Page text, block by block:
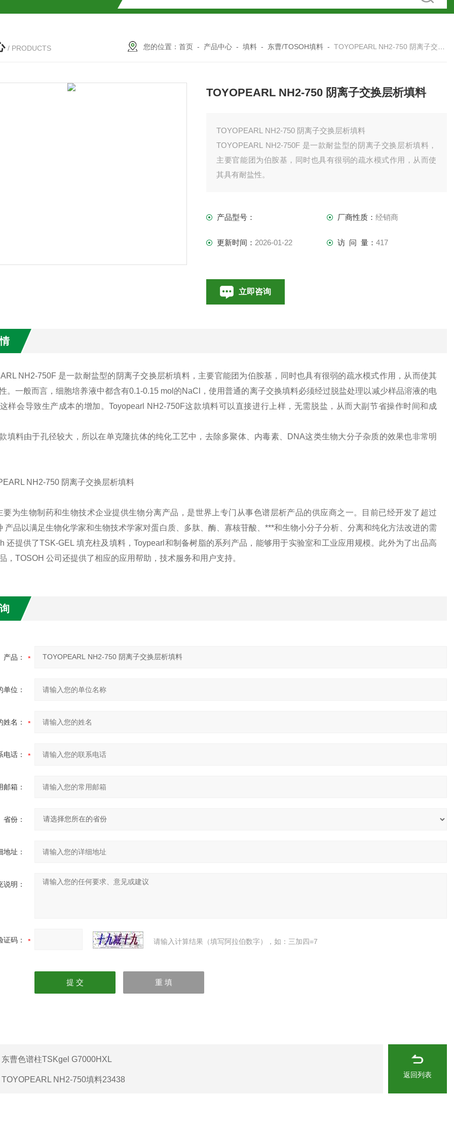
1.8PBr色谱柱
/ PRODUCTS 您的位置：首页 - 产品中心 -填料 - 东曹/TOSOH填料 -TOYOPEARL NH2-750 阴离子交换层析填料
TOYOPEARL NH2-750 阴离子交换层析填料
TOYOPEARL NH2-750 阴离子交换层析填料
TOYOPEARL NH2-750F 是一款耐盐型的阴离子交换层析填料，
主要官能团为伯胺基，同时也具有很弱的疏水模式作用，从而使
其具有耐盐性。
产品型号： 厂商性质： 经销商
更新时间： 2026-01-22 访 问 量： 417
立即咨询
NH2-750F 是一款耐盐型的阴离子交换层析填料，主要官能团为伯胺基，同时也具有很弱的疏水模式作用，从而使其
。一般而言，细胞培养液中都含有0.1-0.15 mol的NaCl，使用普通的离子交换填料必须经过脱盐处理以减少样品溶液的电
样会导致生产成本的增加。Toyopearl NH2-750F这款填料可以直接进行上样，无需脱盐，从而大副节省操作时间和成
填料由于孔径较大，所以在单克隆抗体的纯化工艺中，去除多聚体、内毒素、DNA这类生物大分子杂质的效果也非常明
要为生物制药和生物技术企业提供生物分离产品，是世界上专门从事色谱层析产品的供应商之一。目前已经开发了超过
产品以满足生物化学家和生物技术学家对蛋白质、多肽、酶、寡核苷酸、***和生物小分子分析、分离和纯化方法改进的需
还提供了TSK-GEL 填充柱及填料，Toypearl和制备树脂的系列产品，能够用于实验室和工业应用规模。此外为了出品高
，TOSOH 公司还提供了相应的应用帮助，技术服务和用户支持。
产品：
单位：
姓名：
电话：
邮箱：
省份：
地址：
说明：
证码： 请输入计算结果（填写阿拉伯数字），如：三加四=7
东曹色谱柱TSKgel G7000HXL
TOYOPEARL NH2-750填料23438
返回列表